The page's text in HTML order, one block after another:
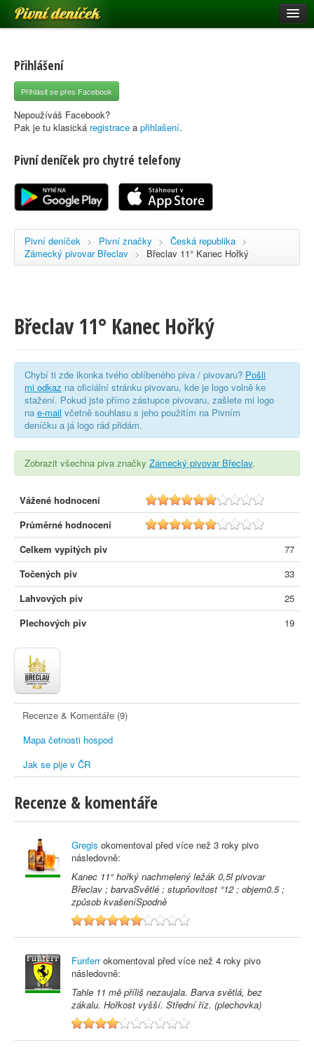
Pivní deníček
Pivní mapa
Pivní značky
Nápověda
Registrace
Přihlášení
Přihlásit se přes Facebook
Nepoužíváš Facebook?
Pak je tu klasická registrace a přihlašení.
Pivní deníček pro chytré telefony
Pivní deníček > Pivní značky > Česká republika >
Zámecký pivovar Břeclav > Břeclav 11° Kanec Hořký
Břeclav 11° Kanec Hořký
Chybí ti zde ikonka tvého oblíbeného piva / pivovaru? Pošli
mi odkaz na oficiální stránku pivovaru, kde je logo volně ke
stažení. Pokud jste přímo zástupce pivovaru, zašlete mi logo
na e-mail včetně souhlasu s jeho použitím na Pivním
deníčku a já logo rád přidám.
Zobrazit všechna piva značky Zámecký pivovar Břeclav.
Vážené hodnocení
5.8
Průměrné hodnocení
5.7
Celkem vypitých piv
77
Točených piv
33
Lahvových piv
25
Plechových piv
19
Recenze & Komentáře (9)
Mapa četnosti hospod
Jak se pije v ČR
Recenze & komentáře
Gregis okomentoval před více než 3 roky pivo
následovně:
Kanec 11° hořký nachmelený ležák 0,5l pivovar
Břeclav ; barvaSvětlé ; stupňovitost °12 ; objem0.5 ;
způsob kvašeníSpodně
6
Funferrokomentoval před více než 4 roky pivo
následovně:
Tahle 11 mě příliš nezaujala. Barva světlá, bez
zákalu. Hořkost vyšší. Střední říz. (plechovka)
4